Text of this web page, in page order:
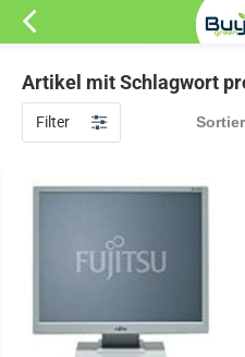
Artikel mit Schlagwort
Filter